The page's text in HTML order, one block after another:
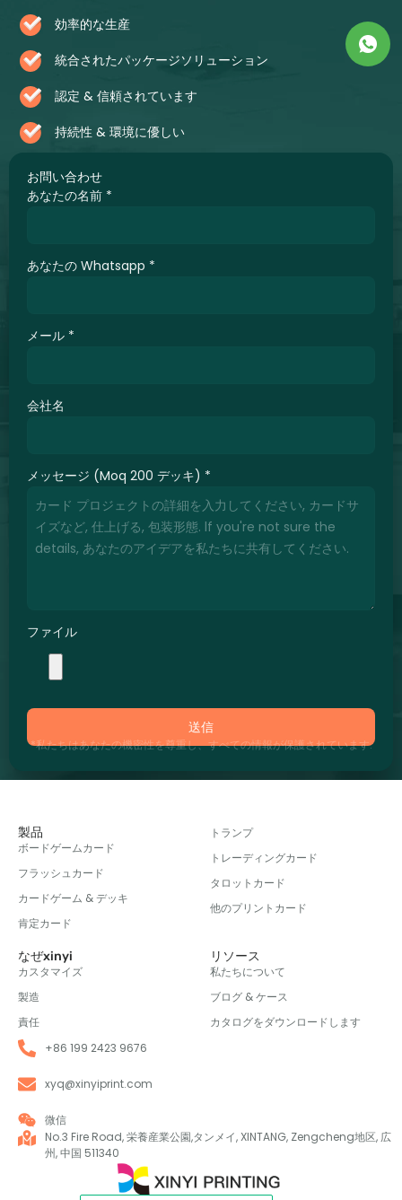
お問い合わせ
あなたの名前 *
あなたの Whatsapp *
メール *
会社名
メッセージ (Moq 200 デッキ) *
ファイル
送信
*私たちはあなたの機密性を尊重し、すべての情報が保護されています.
効率的な生産
統合されたパッケージソリューション
認定 & 信頼されています
持続性 & 環境に優しい
製品
ボードゲームカード
フラッシュカード
カードゲーム & デッキ
肯定カード
トランプ
トレーディングカード
タロットカード
他のプリントカード
なぜxinyi
カスタマイズ
製造
責任
リソース
私たちについて
ブログ & ケース
カタログをダウンロードします
+86 199 2423 9676
xyq@xinyiprint.com
微信
No.3 Fire Road, 栄養産業公園,タンメイ, XINTANG, Zengcheng地区, 広
州, 中国 511340